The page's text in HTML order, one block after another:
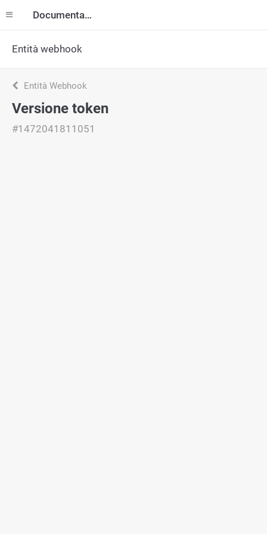
Documentazione
Entità webhook
Entità Webhook
Versione token
#1472041811051